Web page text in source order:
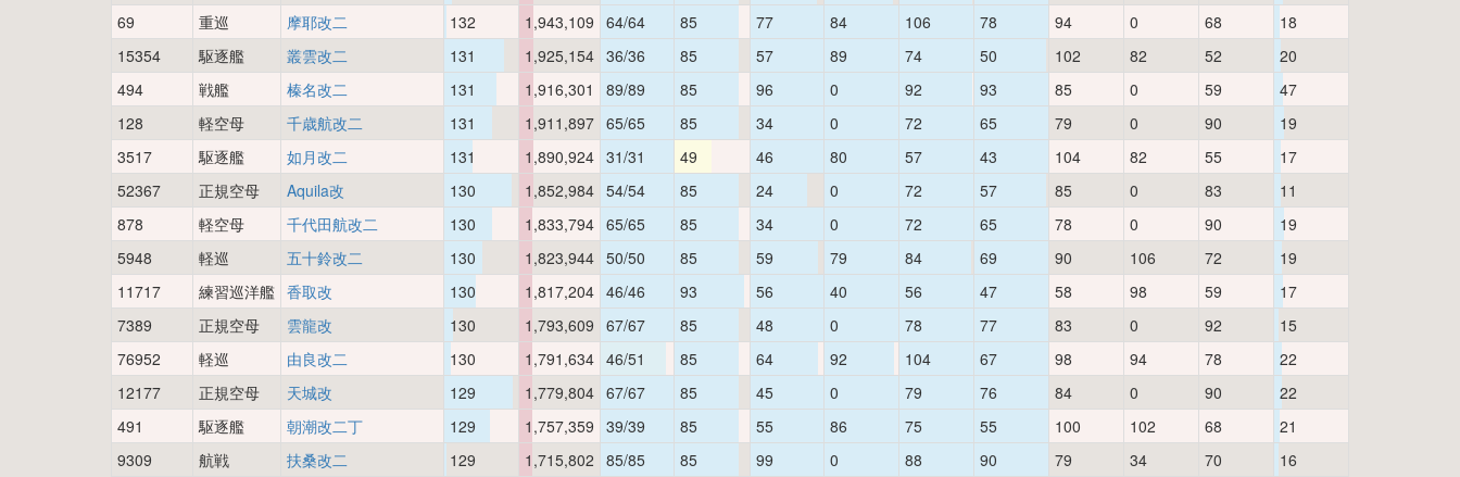
69
重巡 摩耶改二 132 1,943,109 64/64 85 77 84 106 78 94 0 68
18
15354
駆逐艦 叢雲改二 131 1,925,154 36/36 85 57 89 74 50 102 82 52
20
494
戦艦 榛名改二 131 1,916,301 89/89 85 96 0 92 93 85 0 59
47
128
軽空母 千歳航改二 131 1,911,897 65/65 85 34 0 72 65 79 0 90
19
3517
駆逐艦 如月改二 131 1,890,924 31/31 49 46 80 57 43 104 82 55
17
52367
正規空母 Aquila改 130 1,852,984 54/54 85 24 0 72 57 85 0 83
11
878
軽空母 千代田航改二 130 1,833,794 65/65 85 34 0 72 65 78 0 90
19
5948
軽巡 五十鈴改二 130 1,823,944 50/50 85 59 79 84 69 90 106 72
19
11717
練習巡洋艦 香取改 130 1,817,204 46/46 93 56 40 56 47 58 98 59
17
7389
正規空母 雲龍改 130 1,793,609 67/67 85 48 0 78 77 83 0 92
15
76952
軽巡 由良改二 130 1,791,634 46/51 85 64 92 104 67 98 94 78
22
12177
正規空母 天城改 129 1,779,804 67/67 85 45 0 79 76 84 0 90
22
491
駆逐艦 朝潮改二丁 129 1,757,359 39/39 85 55 86 75 55 100 102 68
21
9309
航戦 扶桑改二 129 1,715,802 85/85 85 99 0 88 90 79 34 70 16